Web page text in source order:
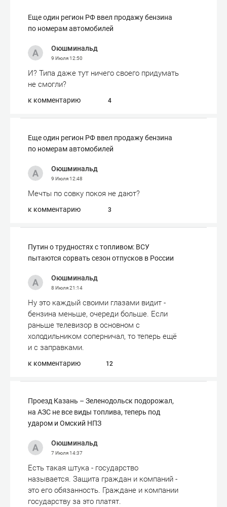
Еще один регион РФ ввел продажу бензина
по номерам автомобилей
Оюшминальд
9 Июля12:50
И? Типа даже тут ничего своего придумать
не смогли?
к комментарию 4
Еще один регион РФ ввел продажу бензина
по номерам автомобилей
Оюшминальд
9 Июля12:48
Мечты по совку покоя не дают?
к комментарию 3
Путин о трудностях с топливом: ВСУ
пытаются сорвать сезон отпусков в России
Оюшминальд
8 Июля21:14
Ну это каждый своими глазами видит -
бензина меньше, очереди больше. Если
раньше телевизор в основном с
холодильником соперничал, то теперь ещё
и с заправками.
к комментарию 12
Проезд Казань – Зеленодольск подорожал,
на АЗС не все виды топлива, теперь под
ударом и Омский НПЗ
Оюшминальд
7 Июля14:37
Есть такая штука - государство
называется. Защита граждан и компаний -
это его обязанность. Граждане и компании
государству за это платят.